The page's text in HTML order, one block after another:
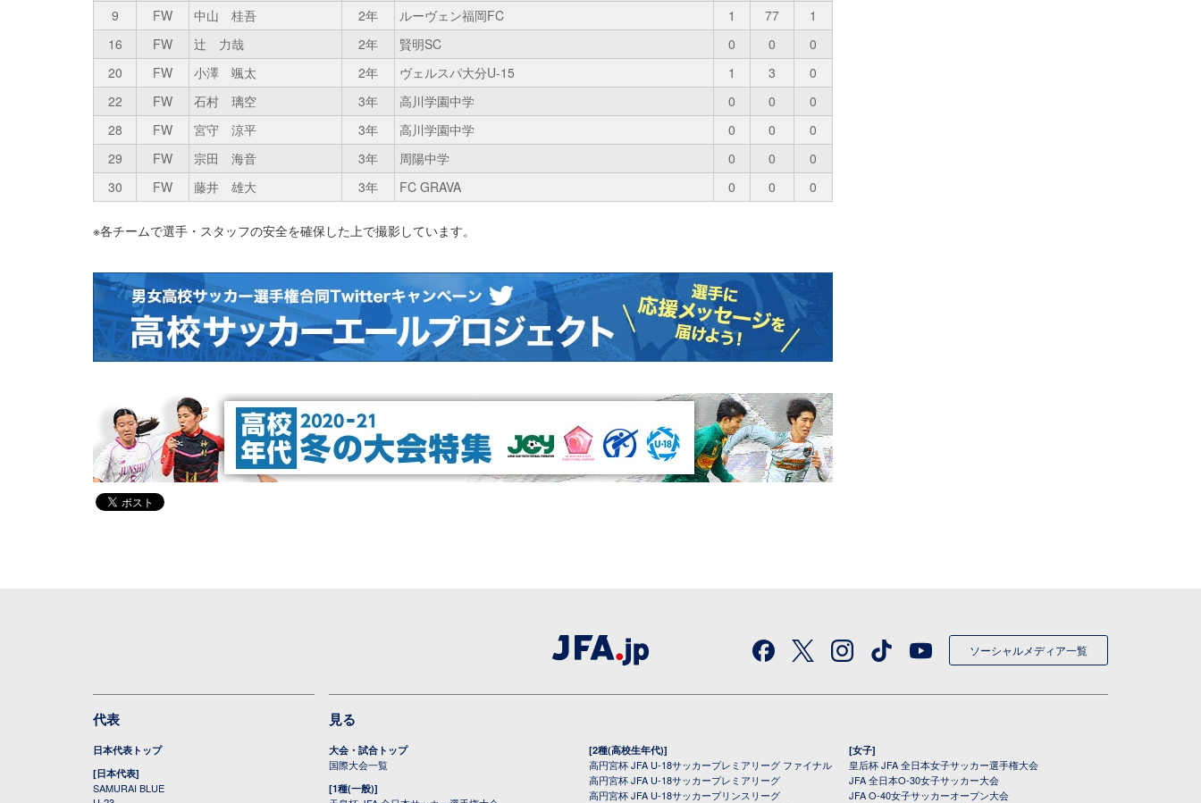
9
FW 中山 桂吾 2年 ルーヴェン福岡FC 1 77
1
16
FW 辻 力哉 2年 賢明SC 0 0
0
20
FW 小澤 颯太 2年 ヴェルスパ大分U-15 1 3
0
22
FW 石村 璃空 3年 高川学園中学 0 0
0
28
FW 宮守 涼平 3年 高川学園中学 0 0
0
29
FW 宗田 海音 3年 周陽中学 0 0
0
30
FW 藤井 雄大 3年 FC GRAVA 0 0 0
※各チームで選手・スタッフの安全を確保した上で撮影しています。
ソーシャルメディア一覧
代表
日本代表トップ
[日本代表]
SAMURAI BLUE
見る
大会・試合トップ
国際大会一覧
[1種(一般)]
[2種(高校生年代)]
高円宮杯 JFA U-18サッカープレミアリーグ ファイナル
高円宮杯 JFA U-18サッカープレミアリーグ
高円宮杯 JFA U-18サッカープリンスリーグ
[女子]
皇后杯 JFA 全日本女子サッカー選手権大会
JFA 全日本O-30女子サッカー大会
JFA O-40女子サッカーオープン大会